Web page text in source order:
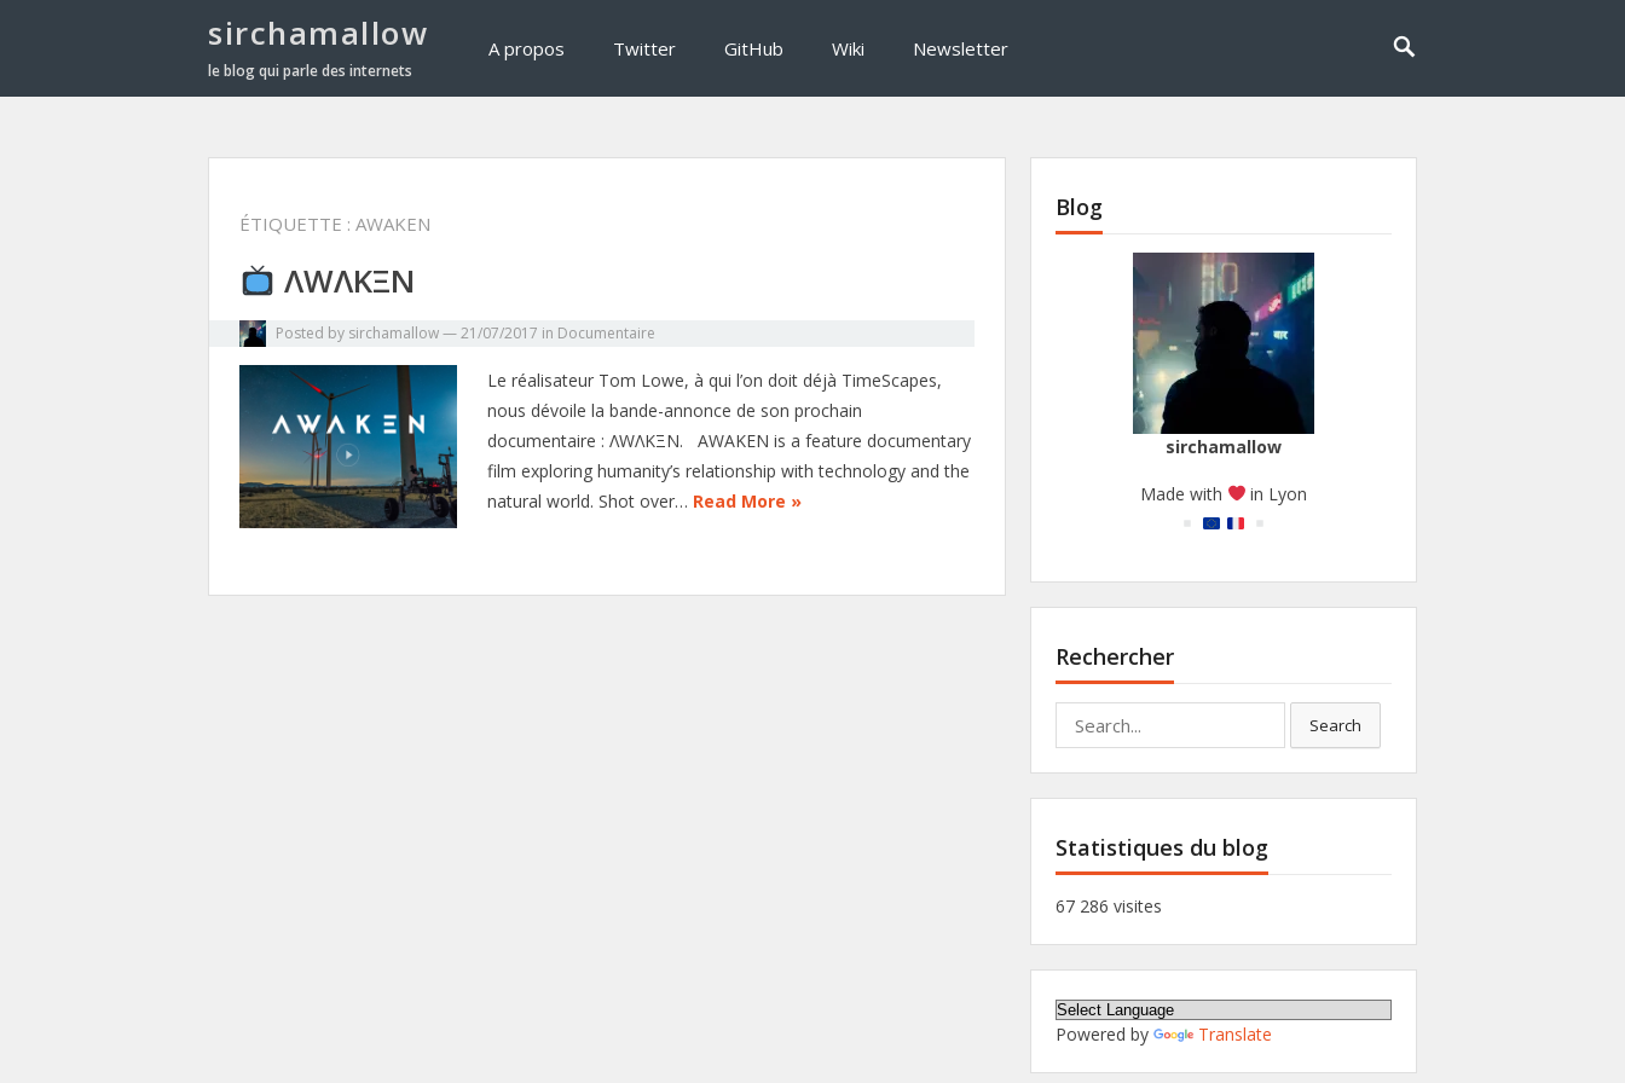
sirchamallow
le blog qui parle des internets
A propos Twitter GitHub Wiki Newsletter
ÉTIQUETTE : AWAKEN
ΛWΛKΞN
Posted by sirchamallow—21/07/2017 in Documentaire
Le réalisateur Tom Lowe, à qui l’on doit déjà TimeScapes,
nous dévoile la bande-annonce de son prochain
documentaire : ΛWΛKΞN. AWAKEN is a feature documentary
film exploring humanity’s relationship with technology and the
natural world. Shot over… Read More »
Blog
sirchamallow
Made with in Lyon
Rechercher
for:
Search
Statistiques du blog
67 286 visites
Powered by Translate